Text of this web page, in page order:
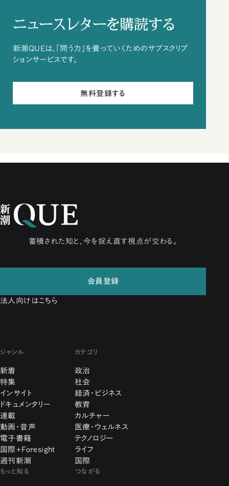
ニュースレターを購読する
新潮QUEは、「問う力」を養っていくためのサブスクリプ
ションサービスです。
無料登録する
蓄積された知と、今を捉え直す視点が交わる。
会員登録
法人向けはこちら
ジャンル
新着
特集
インサイト
ドキュメンタリー
連載
動画・音声
電子書籍
国際+Foresight
週刊新潮
カテゴリ
政治
社会
経済・ビジネス
教育
カルチャー
医療・ウェルネス
テクノロジー
ライフ
国際
もっと知る つながる